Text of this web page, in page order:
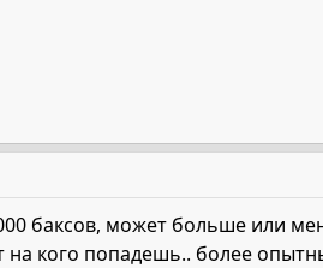
баксов, может больше или
на кого попадешь.. более